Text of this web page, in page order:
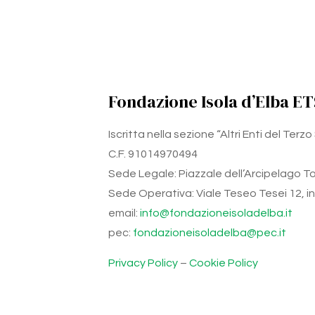
Fondazione Isola d’Elba
Iscritta nella sezione “Altri Enti del
C.F. 91014970494
Sede Legale: Piazzale dell’Arcipelago
Sede Operativa: Viale Teseo Tesei 12,
email: info@fondazioneisoladelba.it
pec: fondazioneisoladelba@pec.it
Privacy Policy – Cookie Policy